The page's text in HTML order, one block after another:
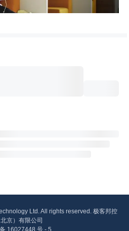
Ltd. All rights reserved. 极客邦控
京）有限公司
16027448 号 - 5